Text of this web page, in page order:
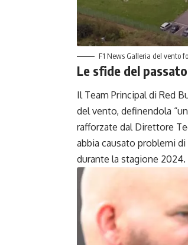
F1 News Galleria del vento
Le sfide del
Il Team Principal di Red
del vento, definendola
rafforzate dal Direttore
abbia causato problemi
durante la stagione 2024.